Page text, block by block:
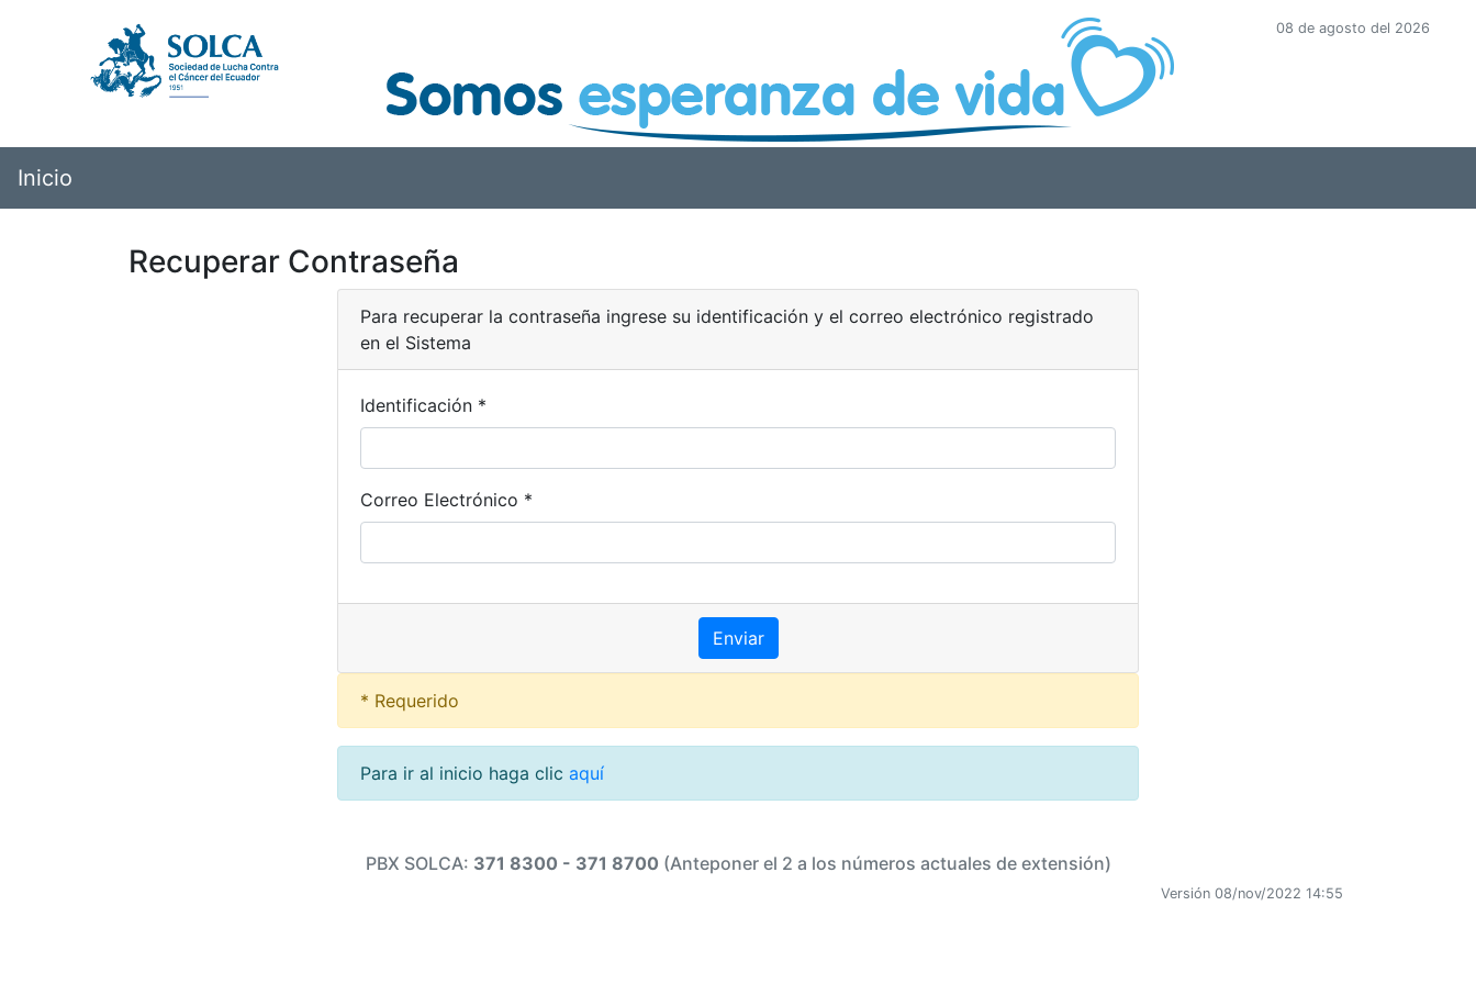
08 de agosto del 2026
Inicio
Recuperar Contraseña
Para recuperar la contraseña ingrese su identificación y el correo electrónico registrado
en el Sistema
Identificación *
Correo Electrónico *
* Requerido
Para ir al inicio haga clic aquí
PBX SOLCA: 371 8300 - 371 8700 (Anteponer el 2 a los números actuales de extensión)
Versión 08/nov/2022 14:55